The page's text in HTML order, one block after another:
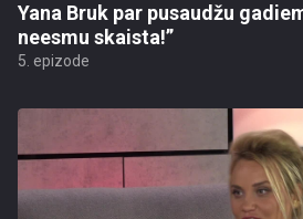
Yana Bruk par pusaudžu
neesmu skaista!”
5. epizode